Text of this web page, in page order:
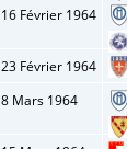
16 Février 1964
23 Février 1964
8 Mars 1964